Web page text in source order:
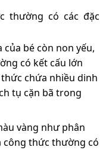
thường có các đặc
của bé còn non yếu,
có kết cấu lớn
chứa nhiều dinh
tụ cặn bã trong
vàng như phân
công thức thường có